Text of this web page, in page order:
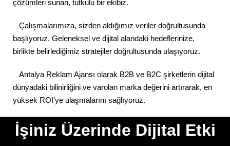
çözümleri sunan, tutkulu bir ekibiz.
Çalışmalarımıza, sizden aldığımız veriler doğrultusunda
başlıyoruz. Geleneksel ve dijital alandaki hedeflerinize,
birlikte belirlediğimiz stratejiler doğrultusunda ulaşıyoruz.
Antalya Reklam Ajansı olarak B2B ve B2C şirketlerin dijital
dünyadaki bilinirliğini ve varolan marka değerini artırarak, en
yüksek ROI’ye ulaşmalarını sağlıyoruz.
İşiniz Üzerinde Dijital Etki